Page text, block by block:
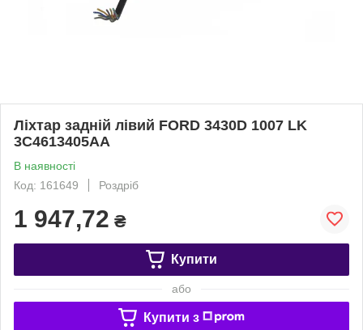
Ліхтар задній лівий FORD 3430D 1007 LK
3C4613405AA
В наявності
Код: 161649
Роздріб
1 947,72 ₴
Купити
або
Купити з